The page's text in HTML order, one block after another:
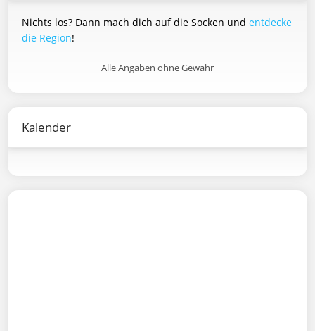
Nichts los? Dann mach dich auf die Socken und entdecke
die Region!
Alle Angaben ohne Gewähr
Kalender